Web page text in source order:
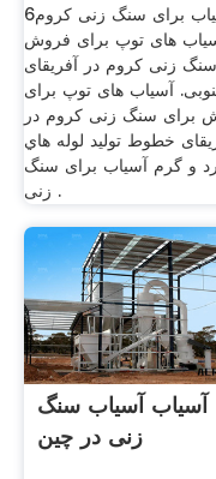
آسیاب برای سنگ زنی کروم6qu.
های توپ برای فروش
زنی کروم در آفریقای
آسیاب های توپ برای
برای سنگ زنی کروم در
خطوط توليد لوله هاي
و گرم آسیاب برای سنگ
زنی .
آسیاب آسیاب سنگ
زنی در چین